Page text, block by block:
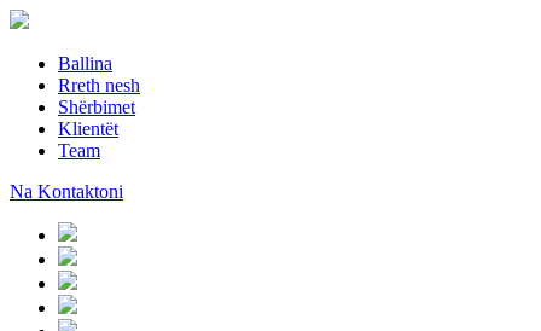
Ballina
Rreth nesh
Shërbimet
Klientët
Team
Na Kontaktoni